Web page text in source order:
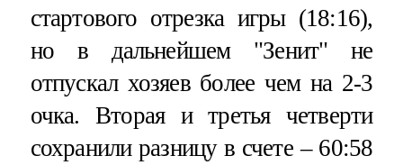
стартового отрезка игры (18:16),
но в дальнейшем "Зенит" не
отпускал хозяев более чем на 2-3
очка. Вторая и третья четверти
сохранили разницу в счете – 60:58